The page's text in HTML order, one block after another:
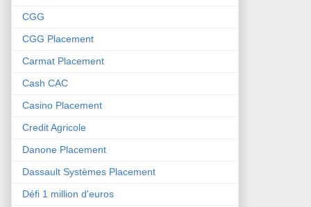
CGG
CGG Placement
Carmat Placement
Cash CAC
Casino Placement
Credit Agricole
Danone Placement
Dassault Systèmes Placement
Défi 1 million d'euros